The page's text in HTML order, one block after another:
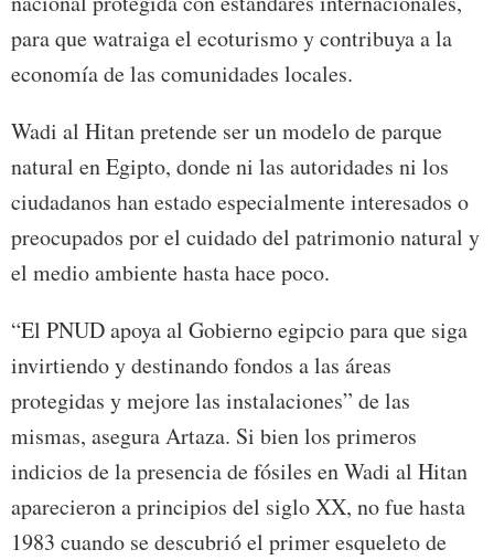
para que watraiga el ecoturismo y contribuya a la
economía de las comunidades locales.
Wadi al Hitan pretende ser un modelo de parque
natural en Egipto, donde ni las autoridades ni los
ciudadanos han estado especialmente interesados o
preocupados por el cuidado del patrimonio natural y
el medio ambiente hasta hace poco.
“El PNUD apoya al Gobierno egipcio para que siga
invirtiendo y destinando fondos a las áreas
protegidas y mejore las instalaciones” de las
mismas, asegura Artaza. Si bien los primeros
indicios de la presencia de fósiles en Wadi al Hitan
aparecieron a principios del siglo XX, no fue hasta
1983 cuando se descubrió el primer esqueleto de